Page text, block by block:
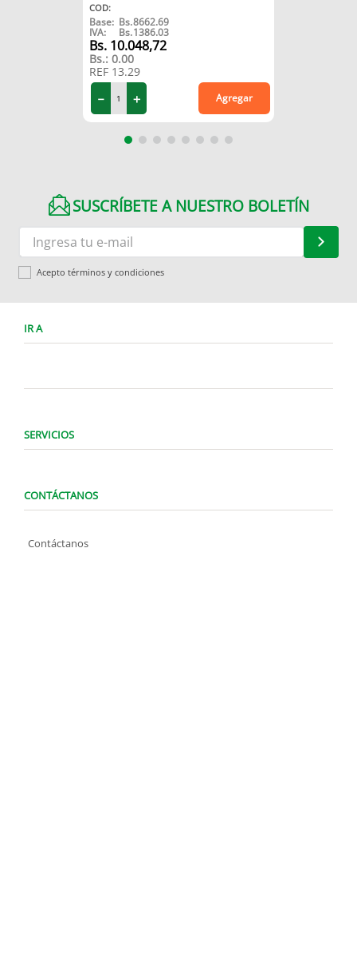
COD:
Base: Bs.8662.69
IVA: Bs.1386.03
10.048,72
Bs.: 0.00
REF 13.29
＋
－ Agregar
SUSCRÍBETE A NUESTRO BOLETÍN
Acepto términos y condiciones
IR A
SERVICIOS
CONTÁCTANOS
Contáctanos